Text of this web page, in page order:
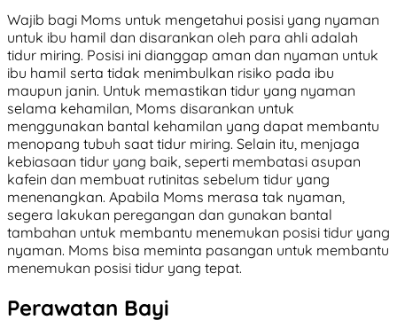
Wajib bagi Moms untuk mengetahui posisi yang nyaman
untuk ibu hamil dan disarankan oleh para ahli adalah
tidur miring. Posisi ini dianggap aman dan nyaman untuk
ibu hamil serta tidak menimbulkan risiko pada ibu
maupun janin. Untuk memastikan tidur yang nyaman
selama kehamilan, Moms disarankan untuk
menggunakan bantal kehamilan yang dapat membantu
menopang tubuh saat tidur miring. Selain itu, menjaga
kebiasaan tidur yang baik, seperti membatasi asupan
kafein dan membuat rutinitas sebelum tidur yang
menenangkan. Apabila Moms merasa tak nyaman,
segera lakukan peregangan dan gunakan bantal
tambahan untuk membantu menemukan posisi tidur yang
nyaman. Moms bisa meminta pasangan untuk membantu
menemukan posisi tidur yang tepat.
Perawatan Bayi